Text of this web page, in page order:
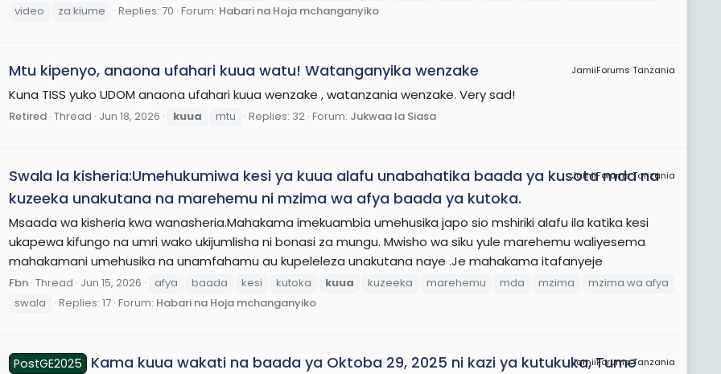
video
za kiume Replies: 70 Forum: Habari na Hoja mchanganyiko
JamiiForums Tanzania
Mtu kipenyo, anaona ufahari kuua watu! Watanganyika wenzake
Kuna TISS yuko UDOM anaona ufahari kuua wenzake , watanzania wenzake. Very sad!
Retired Thread Jun 18, 2026 kuua mtu Replies: 32 Forum: Jukwaa la Siasa
JamiiForums Tanzania
Swala la kisheria:Umehukumiwa kesi ya kuua alafu unabahatika baada ya kusota mda na
kuzeeka unakutana na marehemu ni mzima wa afya baada ya kutoka.
Msaada wa kisheria kwa wanasheria.Mahakama imekuambia umehusika japo sio mshiriki alafu ila katika kesi
ukapewa kifungo na umri wako ukijumlisha ni bonasi za mungu. Mwisho wa siku yule marehemu waliyesema
mahakamani umehusika na unamfahamu au kupeleleza unakutana naye .Je mahakama itafanyeje
Fbn Thread Jun 15, 2026 afya baada kesi kutoka kuua kuzeeka marehemu mda mzima
mzima wa afya
swala
Replies: 17 Forum: Habari na Hoja mchanganyiko
JamiiForums Tanzania
PostGE2025
Kama kuua wakati na baada ya Oktoba 29, 2025 ni kazi ya kutukuka, Tume